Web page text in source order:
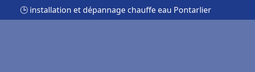
🕒 installation et dépannage chauffe eau Pontarlier